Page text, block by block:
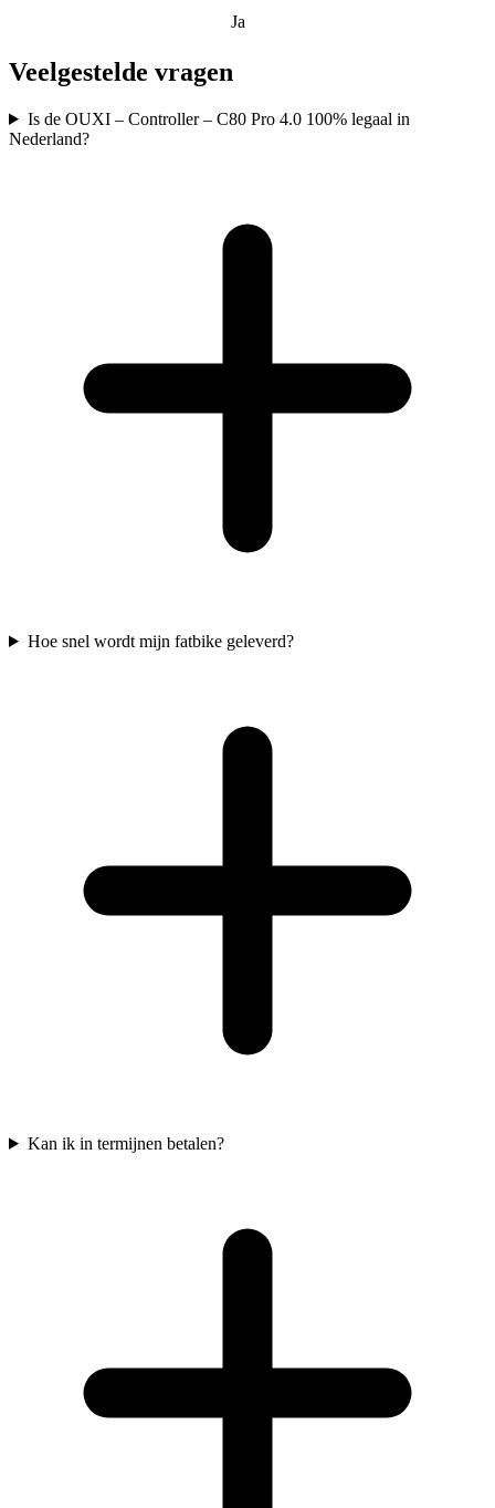
Ja
Veelgestelde vragen
Is de OUXI – Controller – C80 Pro 4.0 100% legaal in
Nederland?
Hoe snel wordt mijn fatbike geleverd?
Kan ik in termijnen betalen?